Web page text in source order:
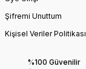
Şifremi Unuttum
Kişisel Veriler Politikası
%100 Güvenilir